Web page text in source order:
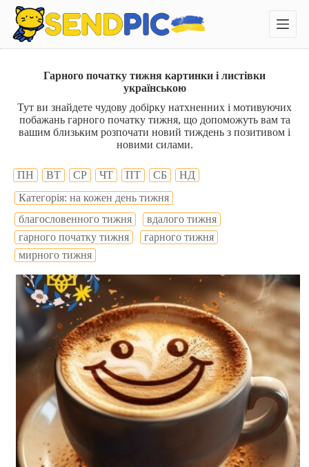
П
е
р
е
о
м
т
Гарного початку тижня картинки і листівки
українською
Тут ви знайдете чудову добірку натхненних і мотивуючих
побажань гарного початку тижня, що допоможуть вам та
вашим близьким розпочати новий тиждень з позитивом і
новими силами.
ПН ВТ СР ЧТ ПТ СБ
НД
Категорія: на кожен день тижня
благословенного тижня
вдалого тижня
гарного початку тижня
гарного тижня
мирного тижня